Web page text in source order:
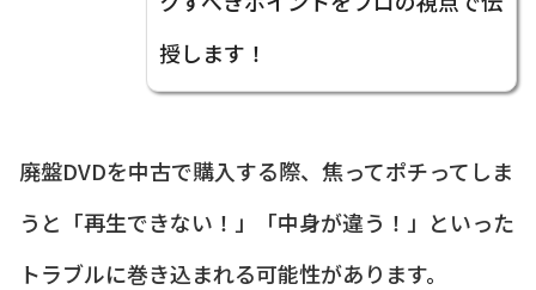
授します！
廃盤DVDを中古で購入する際、焦ってポチってしま
うと「再生できない！」「中身が違う！」といった
トラブルに巻き込まれる可能性があります。